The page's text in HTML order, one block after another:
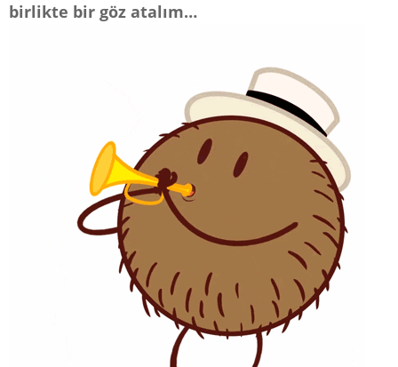
birlikte bir göz atalım…